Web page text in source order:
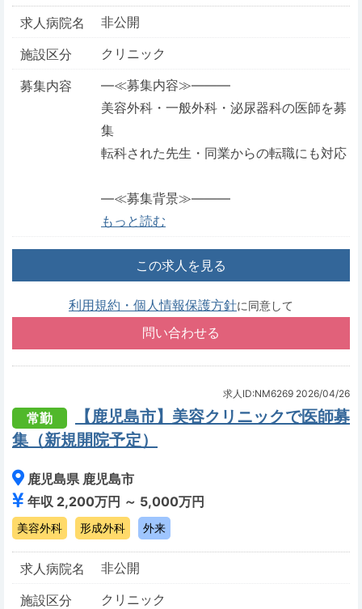
求人病院名
非公開
施設区分
クリニック
募集内容
―≪募集内容≫―――
美容外科・一般外科・泌尿器科の医師を募
集
転科された先生・同業からの転職にも対応
―≪募集背景≫―――
もっと読む
この求人を見る
利用規約・個人情報保護方針に同意して
求人ID:NM6269 2026/04/26
常勤
【鹿児島市】美容クリニックで医師募
集（新規開院予定）
鹿児島県 鹿児島市
年収 2,200万円 ～ 5,000万円
美容外科 形成外科 外来
求人病院名
非公開
施設区分
クリニック